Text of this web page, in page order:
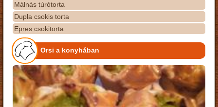
Málnás túrótorta
Dupla csokis torta
Epres csokitorta
Orsi a konyhában